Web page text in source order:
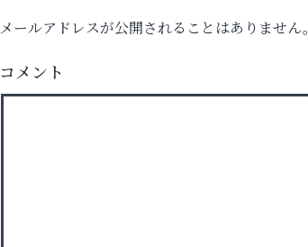
まずは話してみませんか？
芦屋人~あしやびと~
メールアドレスが公開されることはありません。
コメント